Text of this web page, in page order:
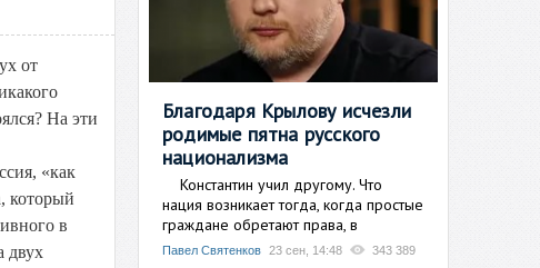
от
На эти
«как
который
в
двух
Благодаря Крылову исчезли
родимые пятна русского
национализма
Константин учил другому. Что
нация возникает тогда, когда простые
граждане обретают права, в
Павел Святенков 23 сен, 14:48 343 389